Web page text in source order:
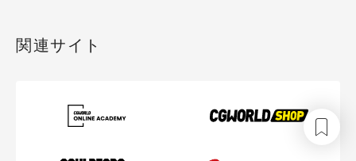
関連サイト